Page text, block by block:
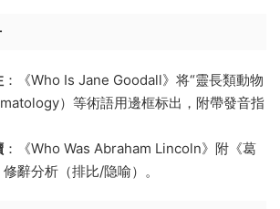
​：《Who Is Jane Goodall》将“靈長類動物
）等術語用邊框标出，附帶發音指
​：《Who Was Abraham Lincoln》附《葛
辭分析（排比/隐喻）。